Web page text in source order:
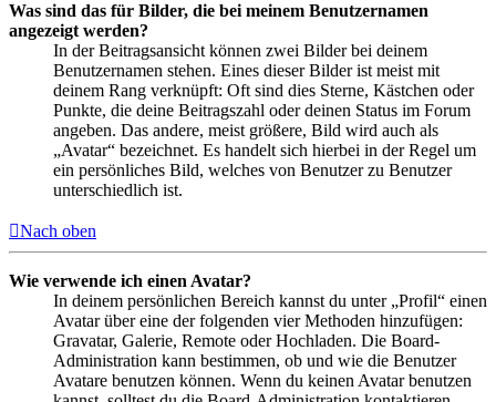
Was sind das für Bilder, die bei meinem Benutzernamen
angezeigt werden?
In der Beitragsansicht können zwei Bilder bei deinem
Benutzernamen stehen. Eines dieser Bilder ist meist mit
deinem Rang verknüpft: Oft sind dies Sterne, Kästchen oder
Punkte, die deine Beitragszahl oder deinen Status im Forum
angeben. Das andere, meist größere, Bild wird auch als
„Avatar“ bezeichnet. Es handelt sich hierbei in der Regel um
ein persönliches Bild, welches von Benutzer zu Benutzer
unterschiedlich ist.
Nach oben
Wie verwende ich einen Avatar?
In deinem persönlichen Bereich kannst du unter „Profil“ einen
Avatar über eine der folgenden vier Methoden hinzufügen:
Gravatar, Galerie, Remote oder Hochladen. Die Board-
Administration kann bestimmen, ob und wie die Benutzer
Avatare benutzen können. Wenn du keinen Avatar benutzen